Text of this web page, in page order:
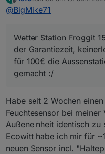
jede Nacht und
so noch mal
sind dann kein
gewandert weil
könnte das der
Wetter Station
Garantiezeit,
100€ die
Offlinezuletzt editiert von
@BigMike71
Wetter Station Froggit
der Garantiezeit,
für 100€ die
gemacht :/
Habe seit 2 Wochen
Feuchtesensor bei
Außeneinheit identisch zu
Ecowitt habe ich mir für
neuen Sensor incl.